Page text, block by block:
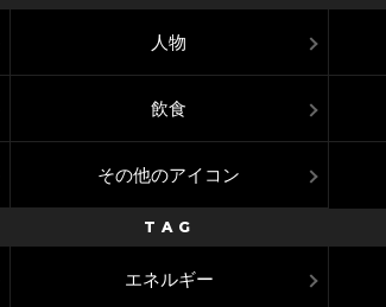
人物
飲食
その他のアイコン
TAG
エネルギー